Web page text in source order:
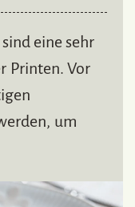
eine sehr
Printen. Vor
um